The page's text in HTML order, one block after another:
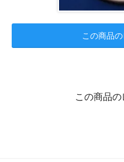
この商品
この商品